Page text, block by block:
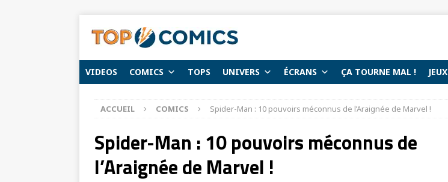
VIDEOS COMICS TOPS UNIVERS ÉCRANS ÇA TOURNE MAL ! JEUX
ACCUEIL COMICS Spider-Man : 10 pouvoirs méconnus de l’Araignée de Marvel !
Spider-Man : 10 pouvoirs méconnus de
l’Araignée de Marvel !